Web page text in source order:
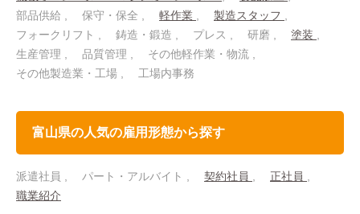
部品供給
保守・保全 軽作業
製造スタッフ
フォークリフト
鋳造・鍛造 プレス 研磨
塗装
生産管理
品質管理
その他軽作業・物流
その他製造業・工場
工場内事務
富山県の人気の雇用形態から探す
派遣社員 パート・アルバイト 契約社員
正社員
職業紹介